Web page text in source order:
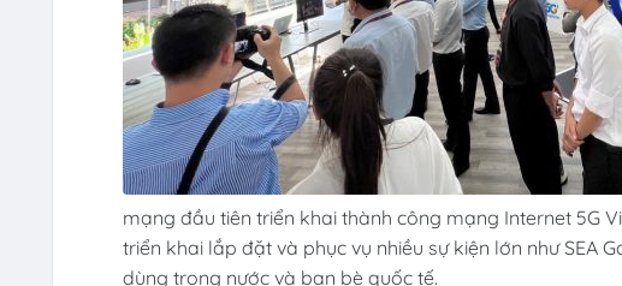
mạng đầu tiên triển khai thành công mạng Internet 5G
triển khai lắp đặt và phục vụ nhiều sự kiện lớn như SEA
dùng trong nước và bạn bè quốc tế.